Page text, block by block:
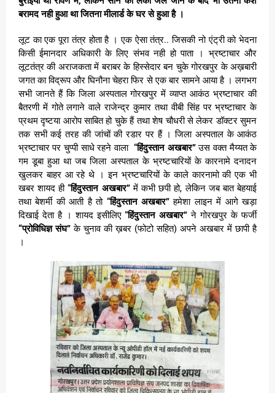
बरामद नही हुआ था जितना मीलार्ड के घर से हुआ है ।
लूट का एक पूरा तंत्र होता है । एक ऐसा तंत्र.. जिसकी नो एंट्री को भेदना
किसी ईमानदार अधिकारी के लिए संभव नही हो पाता । भ्रष्टाचार और
लूटतंत्र की अराजकता में बराबर के हिस्सेदार बन चुके गोरखपुर के अख़बारी
जगत का विद्रूप और घिनौना चेहरा फिर से एक बार सामने आया है । लगभग
सभी जानते हैं कि जिला अस्पताल गोरखपुर में व्याप्त आकंठ भ्रष्टाचार की
बैतरणी में गोते लगाने वाले राजेन्द्र कुमार तथा वीबी सिंह पर भ्रष्टाचार के
प्रथम दृष्टया आरोप साबित हो चुके हैं तथा शेष चौधरी से लेकर डॉक्टर सुमन
तक सभी कई तरह की जांचों की रडार पर हैं । जिला अस्पताल के आकंठ
भ्रष्टाचार पर चुप्पी साधे रहने वाला “हिंदुस्तान अखबार”उस वक्त मैय्यत के
गम डूबा हुआ था जब जिला अस्पताल के भ्रष्टचारियों के कारनामे दनादन
खुलकर बाहर आ रहे थे । इन भ्रष्टचारियों के काले कारनामो की एक भी
खबर शायद ही “हिंदुस्तान अखबार”में कभी छपी हो, लेकिन जब बात बेहयाई
तथा बेशर्मी की आती है तो “हिंदुस्तान अखबार”हमेशा लाइन में आगे खड़ा
दिखाई देता है । शायद इसीलिए “हिंदुस्तान अखबार”ने गोरखपुर के फर्जी
“प्रोविधिज्ञ संघ”के चुनाव की ख़बर (फोटो सहित) अपने अखबार में छापी है
।